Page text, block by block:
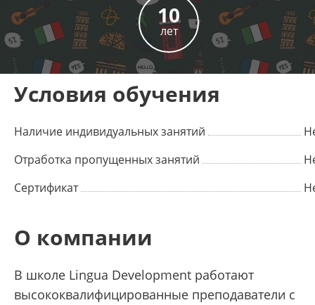
10
лет
Условия обучения
Наличие индивидуальных занятий
Отработка пропущенных занятий
Сертификат
О компании
В школе Lingua Development работают
высококвалифицированные преподаватели с